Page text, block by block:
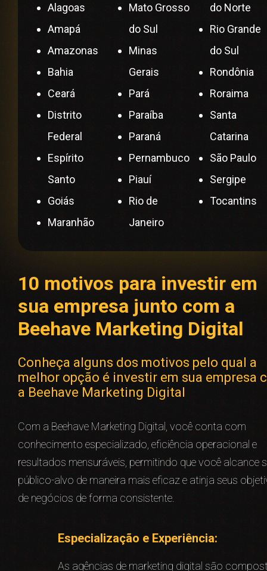
Alagoas
Amapá
Amazonas
Bahia
Ceará
Distrito
Federal
Espírito
Santo
Goiás
Maranhão
Mato Grosso
do Sul
Minas
Gerais
Pará
Paraíba
Paraná
Pernambuco
Piauí
Rio de
Janeiro
do Norte
Rio Grande
do Sul
Rondônia
Roraima
Santa
Catarina
São Paulo
Sergipe
Tocantins
10 motivos para investir em
sua empresa junto com a
Beehave Marketing Digital
Conheça alguns dos motivos pelo qual a
melhor opção é investir em sua empresa
a Beehave Marketing Digital
Com a Beehave Marketing Digital, você conta com
conhecimento especializado, eficiência operacional e
resultados mensuráveis, permitindo que você alcance
público-alvo de maneira mais eficaz e atinja seus
de negócios de forma consistente.
Especialização e Experiência:
As agências de marketing digital são